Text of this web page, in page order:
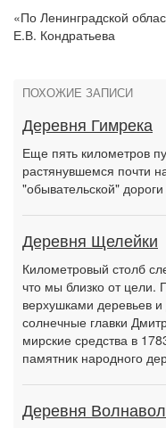
«По Ленинградской
Е.В. Кондратьева
ПОХОЖИЕ ЗАПИСИ
Деревня Гимрека
Еще пять километров
растянувшемся почти
"обывательской"
Деревня Щелейки
Километровый столб
что мы близко от цели.
верхушками деревьев
солнечные главки
мирские средства в
памятник народного
Деревня